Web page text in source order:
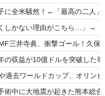
に全米騒然！←「最高の二人」
しかない理由がこちら…」→
三井寺眞、衝撃ゴール！久
の収益が10億ドルを突破した
過去ワールドカップ、オリン
術中に大地震が起きた熊本総